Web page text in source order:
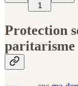
1
Protection
paritarisme